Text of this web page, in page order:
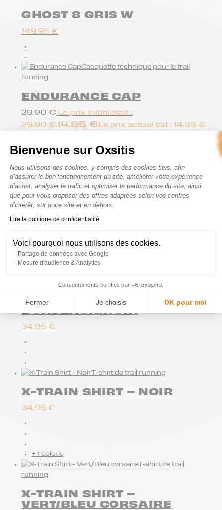
Bienvenue sur Oxsitis
Plateforme de Gestion du
Nous utilisons des cookies, y compris des cookies tiers, afin
d’assurer le bon fonctionnement du site, améliorer votre expérience
d’achat, analyser le trafic et optimiser la performance du site, ainsi
que pour vous proposer des offres adaptées selon vos centres
d’intérêt, sur notre site et en dehors.
Lire la politique de confidentialité
Voici pourquoi nous utilisons des cookies.
Partage de données avec Google
Mesure d'audience & Analytics
Consentements certifiés par
Fermer Je choisis OK pour moi
Axeptio consent
GHOST 8 GRIS W
149.95 €
Casquette technique pour le trail
running
ENDURANCE CAP
29.90€ Le prix initial était :
29.90 €.14.95 € Le prix actuel est : 14.95 €.
X-RACE SHORT 2 EN 1 W
59.95€
T-shirt de trail running
X-TRAIN SHIRT –
BLANC/NOIR
T-shirt de trail running
X-TRAIN SHIRT –
BORDEAUX/NOIR
34.95 €
T-shirt de trail running
X-TRAIN SHIRT – NOIR
34.95 €
+ 1 coloris
T-shirt de trail
running
X-TRAIN SHIRT –
VERT/BLEU CORSAIRE